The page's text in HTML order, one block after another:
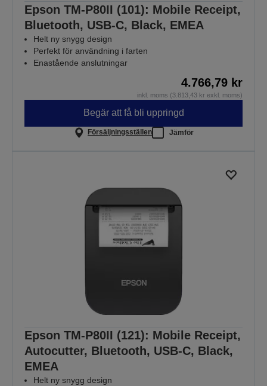
Epson TM-P80II (101): Mobile Receipt,
Bluetooth, USB-C, Black, EMEA
Helt ny snygg design
Perfekt för användning i farten
Enastående anslutningar
4.766,79 kr
inkl. moms (3.813,43 kr exkl. moms)
Begär att få bli uppringd
Försäljningsställen Jämför
Epson TM-P80II (121): Mobile Receipt,
Autocutter, Bluetooth, USB-C, Black,
EMEA
Helt ny snygg design